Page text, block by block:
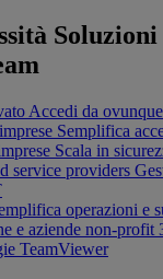
Accedi da
Semplifica
Scala in
service providers
operazioni e
e aziende non-profit
TeamViewer